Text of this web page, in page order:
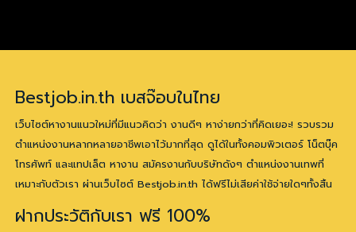
Bestjob.in.th เบสจ๊อบในไทย
เว็บไซต์หางานแนวใหม่ที่มีแนวคิดว่า งานดีๆ หาง่ายกว่าที่คิดเยอะ! รวบรวม
ตำแหน่งงานหลากหลายอาชีพเอาไว้มากที่สุด ดูได้ในทั้งคอมพิวเตอร์ โน็ตบุ๊ค
โทรศัพท์ และแทปเล็ต หางาน สมัครงานกับบริษัทดังๆ ตำแหน่งงานเทพที่
เหมาะกับตัวเรา ผ่านเว็บไซต์ Bestjob.in.th ได้ฟรีไม่เสียค่าใช้จ่ายใดๆทั้งสิ้น
ฝากประวัติกับเรา ฟรี 100%